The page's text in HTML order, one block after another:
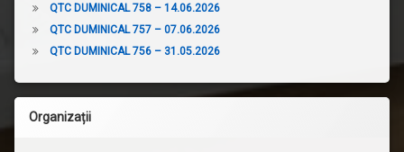
QTC DUMINICAL 758 – 14.06.2026
QTC DUMINICAL 757 – 07.06.2026
QTC DUMINICAL 756 – 31.05.2026
Organizații